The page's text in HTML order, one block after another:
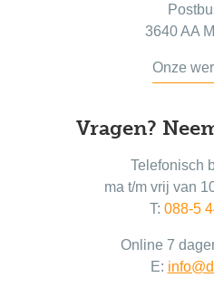
3640 AA
Onze
Vragen?
Telefonisch
ma t/m vrij van
T: 088-5
Online 7
E: